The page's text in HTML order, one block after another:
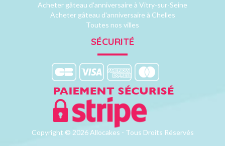
Acheter gâteau d'anniversaire à Vitry-sur-Seine
Acheter gâteau d'anniversaire à Chelles
Toutes nos villes
SÉCURITÉ
Copyright © 2026 Allocakes - Tous Droits Réservés